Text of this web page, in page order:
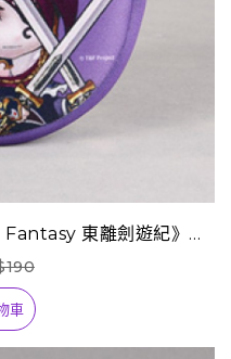
東離劍遊紀》Q
-殺無生
車